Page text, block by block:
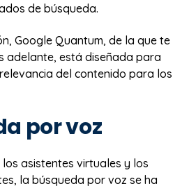
de búsqueda.
Google Quantum, de la que te
adelante, está diseñada para
del contenido para los
por voz
los asistentes virtuales y los
la búsqueda por voz se ha